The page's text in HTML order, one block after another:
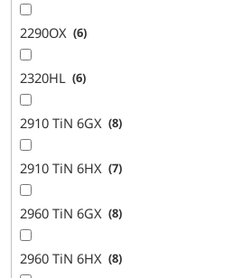
2290OX 6
2320HL 6
2910 TiN 6GX 8
2910 TiN 6HX 7
2960 TiN 6GX 8
2960 TiN 6HX 8